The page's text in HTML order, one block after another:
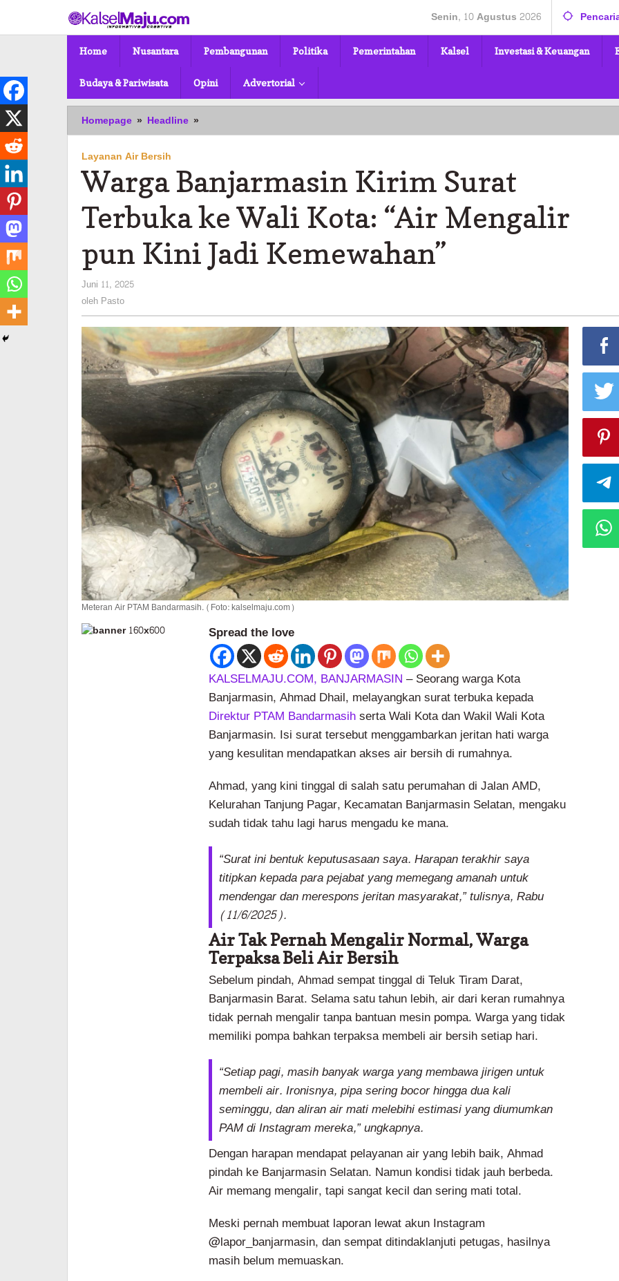
konten
Senin, 10 Agustus 2026
Home Nusantara Pembangunan Politika Pemerintahan Kalsel Investasi & Keuangan
Budaya & Pariwisata Opini Advertorial
Homepage » Headline »
Banjarmasin
Terbuka
ke
Wali
Kota:
Mengalir
pun
Layanan Air Bersih
Warga Banjarmasin Kirim Surat
Terbuka ke Wali Kota: “Air Mengalir
pun Kini Jadi Kemewahan”
Juni 11, 2025
oleh Pasto
Meteran Air PTAM Bandarmasih. (Foto: kalselmaju.com)
Spread the love
KALSELMAJU.COM, BANJARMASIN– Seorang warga Kota
Banjarmasin, Ahmad Dhail, melayangkan surat terbuka kepada
Direktur PTAM Bandarmasihserta Wali Kota dan Wakil Wali Kota
Banjarmasin. Isi surat tersebut menggambarkan jeritan hati warga
yang kesulitan mendapatkan akses air bersih di rumahnya.
Ahmad, yang kini tinggal di salah satu perumahan di Jalan AMD,
Kelurahan Tanjung Pagar, Kecamatan Banjarmasin Selatan, mengaku
sudah tidak tahu lagi harus mengadu ke mana.
“Surat ini bentuk keputusasaan saya. Harapan terakhir saya
titipkan kepada para pejabat yang memegang amanah untuk
mendengar dan merespons jeritan masyarakat,” tulisnya, Rabu
(11/6/2025).
Air Tak Pernah Mengalir Normal, Warga
Terpaksa Beli Air Bersih
Sebelum pindah, Ahmad sempat tinggal di Teluk Tiram Darat,
Banjarmasin Barat. Selama satu tahun lebih, air dari keran rumahnya
tidak pernah mengalir tanpa bantuan mesin pompa. Warga yang tidak
memiliki pompa bahkan terpaksa membeli air bersih setiap hari.
“Setiap pagi, masih banyak warga yang membawa jirigen untuk
membeli air. Ironisnya, pipa sering bocor hingga dua kali
seminggu, dan aliran air mati melebihi estimasi yang diumumkan
PAM di Instagram mereka,” ungkapnya.
Dengan harapan mendapat pelayanan air yang lebih baik, Ahmad
pindah ke Banjarmasin Selatan. Namun kondisi tidak jauh berbeda.
Air memang mengalir, tapi sangat kecil dan sering mati total.
Meski pernah membuat laporan lewat akun Instagram
@lapor_banjarmasin, dan sempat ditindaklanjuti petugas, hasilnya
masih belum memuaskan.